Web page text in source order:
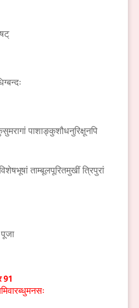
पाशाङ्कुशौधनुरिक्षूनपि
ताम्बूलपूरितमुखीं त्रिपुरां
91